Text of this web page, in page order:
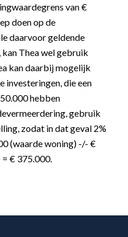
van €
doen op de
daarvoor geldende
Thea wel gebruik
kan daarbij mogelijk
investeringen, die een
hebben
gebruik
zodat in dat geval 2%
(waarde woning) -/- €
€ 375.000.